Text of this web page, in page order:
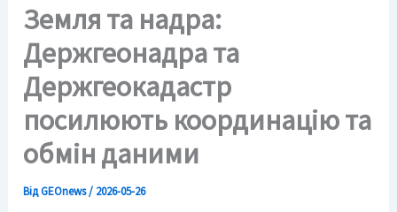
Земля та надра:
Держгеонадра та
Держгеокадастр
посилюють координацію та
обмін даними
ВідGEOnews/ 2026-05-26